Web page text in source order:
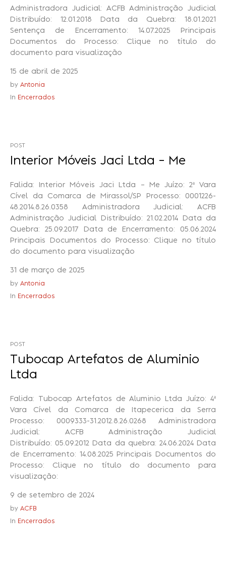
Administradora Judicial: ACFB Administração Judicial
Distribuído: 12.01.2018 Data da Quebra: 18.01.2021
Sentença de Encerramento: 14.07.2025 Principais
Documentos do Processo: Clique no título do
documento para visualização
15 de abril de 2025
by Antonia
In Encerrados
POST
Interior Móveis Jaci Ltda – Me
Falida: Interior Móveis Jaci Ltda – Me Juízo: 2ª Vara
Cível da Comarca de Mirassol/SP Processo: 0001226-
48.2014.8.26.0358 Administradora Judicial: ACFB
Administração Judicial Distribuído: 21.02.2014 Data da
Quebra: 25.09.2017 Data de Encerramento: 05.06.2024
Principais Documentos do Processo: Clique no título
do documento para visualização
31 de março de 2025
by Antonia
In Encerrados
POST
Tubocap Artefatos de Aluminio
Ltda
Falida: Tubocap Artefatos de Aluminio Ltda Juízo: 4ª
Vara Cível da Comarca de Itapecerica da Serra
Processo: 0009333-31.2012.8.26.0268 Administradora
Judicial: ACFB Administração Judicial
Distribuído: 05.09.2012 Data da quebra: 24.06.2024 Data
de Encerramento: 14.08.2025 Principais Documentos do
Processo: Clique no título do documento para
visualização:
9 de setembro de 2024
by ACFB
In Encerrados